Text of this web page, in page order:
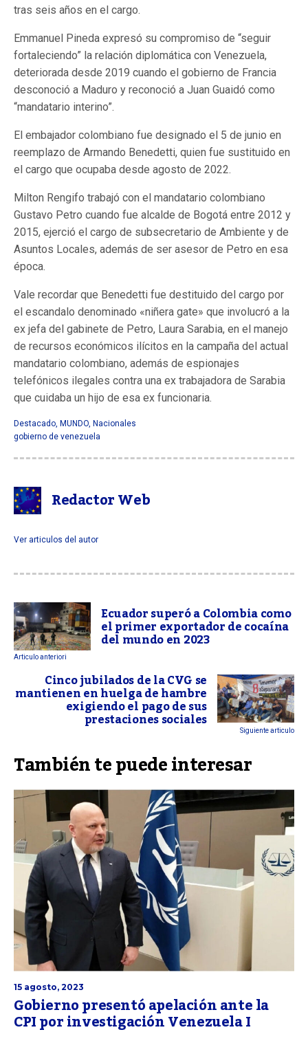
tras seis años en el cargo.
Emmanuel Pineda expresó su compromiso de “seguir
fortaleciendo” la relación diplomática con Venezuela,
deteriorada desde 2019 cuando el gobierno de Francia
desconoció a Maduro y reconoció a Juan Guaidó como
“mandatario interino”.
El embajador colombiano fue designado el 5 de junio en
reemplazo de Armando Benedetti, quien fue sustituido en
el cargo que ocupaba desde agosto de 2022.
Milton Rengifo trabajó con el mandatario colombiano
Gustavo Petro cuando fue alcalde de Bogotá entre 2012 y
2015, ejerció el cargo de subsecretario de Ambiente y de
Asuntos Locales, además de ser asesor de Petro en esa
época.
Vale recordar que Benedetti fue destituido del cargo por
el escandalo denominado «niñera gate» que involucró a la
ex jefa del gabinete de Petro, Laura Sarabia, en el manejo
de recursos económicos ilícitos en la campaña del actual
mandatario colombiano, además de espionajes
telefónicos ilegales contra una ex trabajadora de Sarabia
que cuidaba un hijo de esa ex funcionaria.
Destacado, MUNDO, Nacionales
gobierno de venezuela
Redactor Web
Ver articulos del autor
Ecuador superó a Colombia como
el primer exportador de cocaína
del mundo en 2023
Articulo anteriori
Cinco jubilados de la CVG se
mantienen en huelga de hambre
exigiendo el pago de sus
prestaciones sociales Siguiente articulo
También te puede interesar
15 agosto, 2023
Gobierno presentó apelación ante la
CPI por investigación Venezuela I